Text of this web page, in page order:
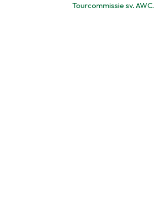
Tourcommissie sv. AWC.